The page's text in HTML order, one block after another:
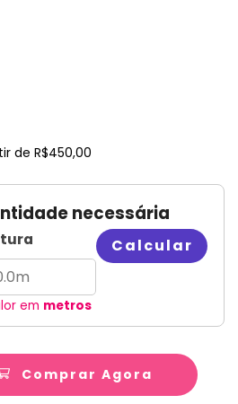
de R$450,00
necessária
em metros
Calcular
Comprar Agora